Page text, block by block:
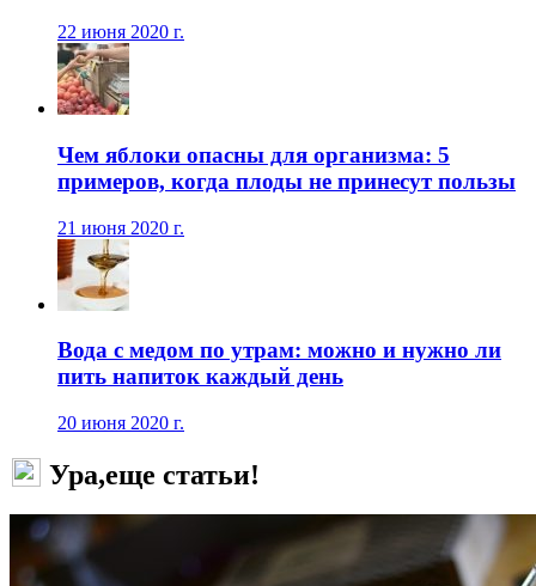
22 июня 2020 г.
Чем яблоки опасны для организма: 5
примеров, когда плоды не принесут пользы
21 июня 2020 г.
Вода с медом по утрам: можно и нужно ли
пить напиток каждый день
20 июня 2020 г.
Ура,еще статьи!